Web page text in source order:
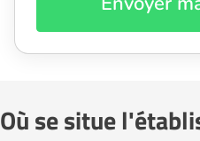
Où se situe